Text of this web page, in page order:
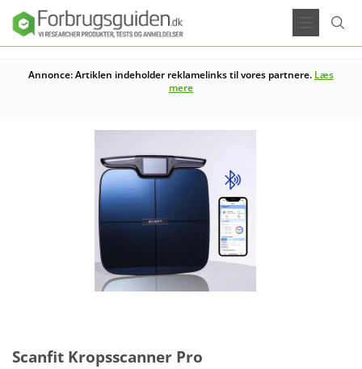
Annonce: Artiklen indeholder reklamelinks til vores partnere. Læs
mere
Scanfit Kropsscanner Pro